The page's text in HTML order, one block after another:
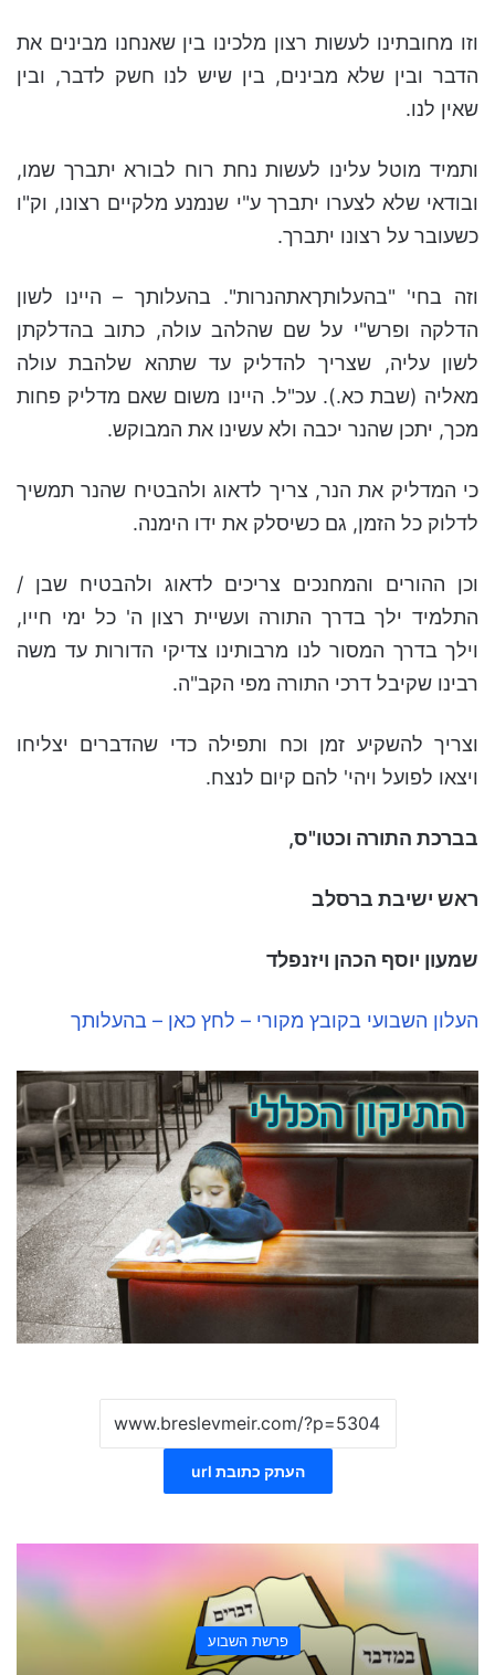
וזו מחובתינו לעשות רצון מלכינו בין שאנחנו מבינים את
הדבר ובין שלא מבינים, בין שיש לנו חשק לדבר, ובין
שאין לנו.
ותמיד מוטל עלינו לעשות נחת רוח לבורא יתברך שמו,
ובודאי שלא לצערו יתברך ע"י שנמנע מלקיים רצונו, וק"ו
כשעובר על רצונו יתברך.
וזה בחי' "בהעלותךאתהנרות". בהעלותך – היינו לשון
הדלקה ופרש"י על שם שהלהב עולה, כתוב בהדלקתן
לשון עליה, שצריך להדליק עד שתהא שלהבת עולה
מאליה (שבת כא.). עכ"ל. היינו משום שאם מדליק פחות
מכך, יתכן שהנר יכבה ולא עשינו את המבוקש.
כי המדליק את הנר, צריך לדאוג ולהבטיח שהנר תמשיך
לדלוק כל הזמן, גם כשיסלק את ידו הימנה.
וכן ההורים והמחנכים צריכים לדאוג ולהבטיח שבן /
התלמיד ילך בדרך התורה ועשיית רצון ה' כל ימי חייו,
וילך בדרך המסור לנו מרבותינו צדיקי הדורות עד משה
רבינו שקיבל דרכי התורה מפי הקב"ה.
וצריך להשקיע זמן וכח ותפילה כדי שהדברים יצליחו
ויצאו לפועל ויהי' להם קיום לנצח.
בברכת התורה וכטו"ס,
ראש ישיבת ברסלב
שמעון יוסף הכהן ויזנפלד
העלון השבועי בקובץ מקורי – לחץ כאן – בהעלותך
העתק כתובת url
פרשת השבוע